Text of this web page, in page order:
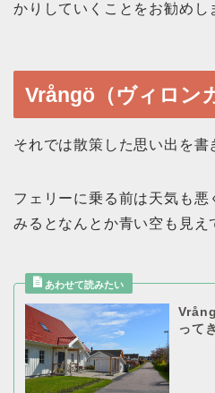
かりしていくことをお勧めし
Vrångö（ヴィロン
それでは散策した思い出を書
フェリーに乗る前は天気も悪
みるとなんとか青い空も見え
って